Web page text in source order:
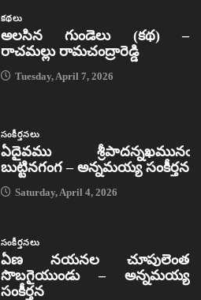
కథలు
అలసిన గుండెలు (కథ) –
రాచమల్లు రామచంద్రారెడ్డి
Tuesday, April 7, 2026
సంకీర్తనలు
ఏదైవము శ్రీపాదన్నఖమునఁ
బుట్టినగంగ – అన్నమయ్య సంకీర్తన
Saturday, April 4, 2026
సంకీర్తనలు
ఏణ నయనల చూపులెంత
సొబగైయుండు – అన్నమయ్య
సంకీర్తన